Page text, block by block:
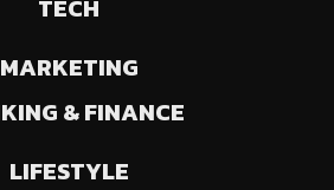
TECH
MARKETING
& FINANCE
LIFESTYLE